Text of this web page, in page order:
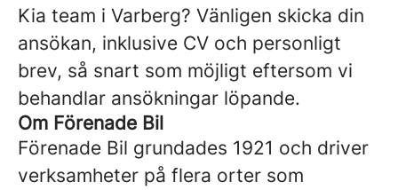
Kia team i Varberg? Vänligen skicka din
ansökan, inklusive CV och personligt
brev, så snart som möjligt eftersom vi
behandlar ansökningar löpande.
Om Förenade Bil
Förenade Bil grundades 1921 och driver
verksamheter på flera orter som